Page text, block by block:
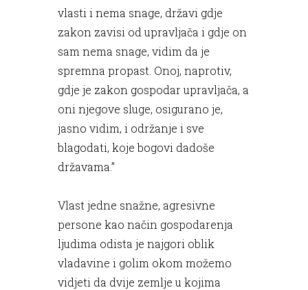
vlasti i nema snage, državi gdje
zakon zavisi od upravljača i gdje on
sam nema snage, vidim da je
spremna propast. Onoj, naprotiv,
gdje je zakon gospodar upravljača, a
oni njegove sluge, osigurano je,
jasno vidim, i održanje i sve
blagodati, koje bogovi dadoše
državama.”
Vlast jedne snažne, agresivne
persone kao način gospodarenja
ljudima odista je najgori oblik
vladavine i golim okom možemo
vidjeti da dvije zemlje u kojima